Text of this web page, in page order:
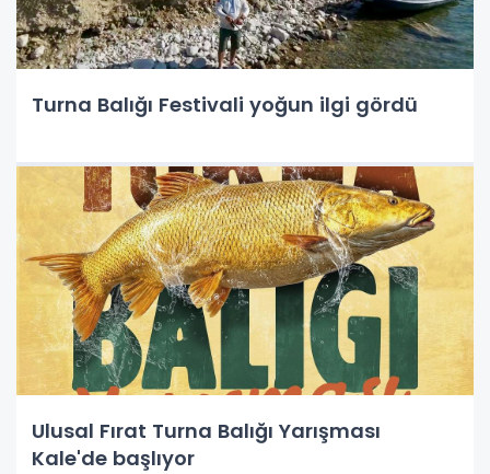
Turna Balığı Festivali yoğun ilgi gördü
Ulusal Fırat Turna Balığı Yarışması
Kale'de başlıyor